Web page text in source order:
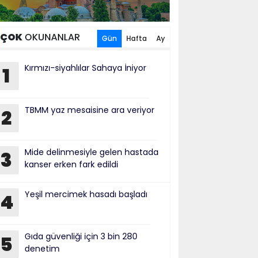
ÇOKOKUNANLAR Gün Hafta Ay
1 Kırmızı-siyahlılar Sahaya İniyor
2 TBMM yaz mesaisine ara veriyor
3
Mide delinmesiyle gelen hastada
kanser erken fark edildi
4 Yeşil mercimek hasadı başladı
5
Gıda güvenliği için 3 bin 280
denetim